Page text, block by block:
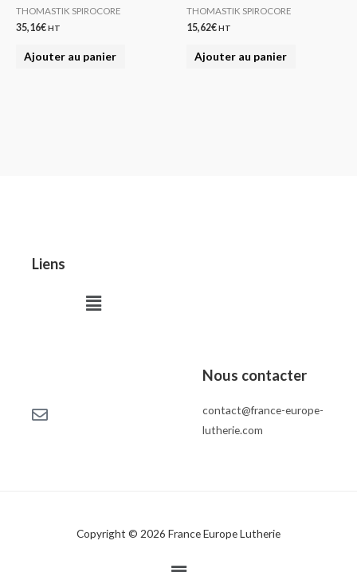
THOMASTIK SPIROCORE
35,16€HT
Ajouter au panier
THOMASTIK SPIROCORE
15,62€HT
Ajouter au panier
Liens
Menu
Nous contacter
contact@france-europe-
lutherie.com
Copyright © 2026 France Europe Lutherie
Menu